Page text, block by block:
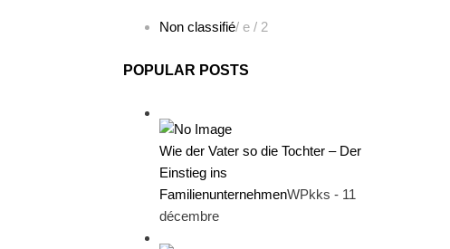
Non classifié/ e / 2
POPULAR POSTS
Wie der Vater so die Tochter – Der
Einstieg ins
FamilienunternehmenWPkks - 11
décembre